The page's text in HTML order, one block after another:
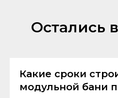
Остались
Какие сроки
модульной бани